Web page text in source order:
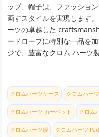
ップ、帽子は、ファッショ
画すスタイルを実現します
ーツの卓越した
ードローブに特別な一品を
ジで、豊富なクロム ハーツ
クロムハーツケース クロムハー
クロムハーツ カーペット クロム
クロムハーツ服 クロムハーツ